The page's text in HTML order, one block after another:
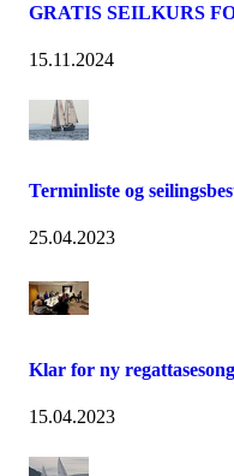
GRATIS SEILKURS
15.11.2024
Terminliste og
25.04.2023
Klar for ny regattasesong
15.04.2023